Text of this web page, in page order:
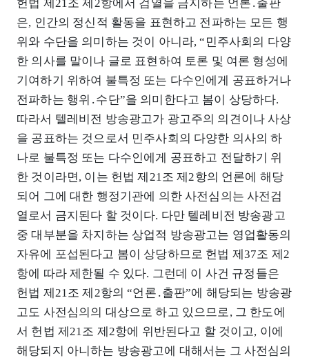
헌법 제21조 제2항에서 검열을 금지하는 언론․출판
은, 인간의 정신적 활동을 표현하고 전파하는 모든 행
위와 수단을 의미하는 것이 아니라, “민주사회의 다양
한 의사를 말이나 글로 표현하여 토론 및 여론 형성에
기여하기 위하여 불특정 또는 다수인에게 공표하거나
전파하는 행위․수단”을 의미한다고 봄이 상당하다.
따라서 텔레비전 방송광고가 광고주의 의견이나 사상
을 공표하는 것으로서 민주사회의 다양한 의사의 하
나로 불특정 또는 다수인에게 공표하고 전달하기 위
한 것이라면, 이는 헌법 제21조 제2항의 언론에 해당
되어 그에 대한 행정기관에 의한 사전심의는 사전검
열로서 금지된다 할 것이다. 다만 텔레비전 방송광고
중 대부분을 차지하는 상업적 방송광고는 영업활동의
자유에 포섭된다고 봄이 상당하므로 헌법 제37조 제2
항에 따라 제한될 수 있다. 그런데 이 사건 규정들은
헌법 제21조 제2항의 “언론․출판”에 해당되는 방송광
고도 사전심의의 대상으로 하고 있으므로, 그 한도에
서 헌법 제21조 제2항에 위반된다고 할 것이고, 이에
해당되지 아니하는 방송광고에 대해서는 그 사전심의